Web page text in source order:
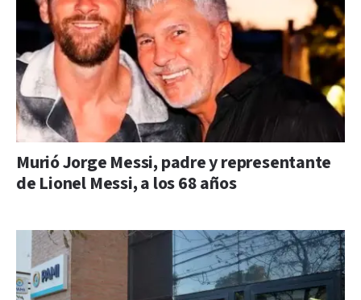
Murió Jorge Messi, padre y representante
de Lionel Messi, a los 68 años